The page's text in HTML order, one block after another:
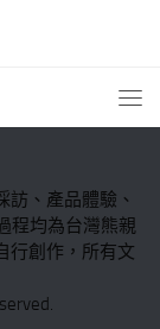
、產品體驗、
程均為台灣熊親
行創作，所有文